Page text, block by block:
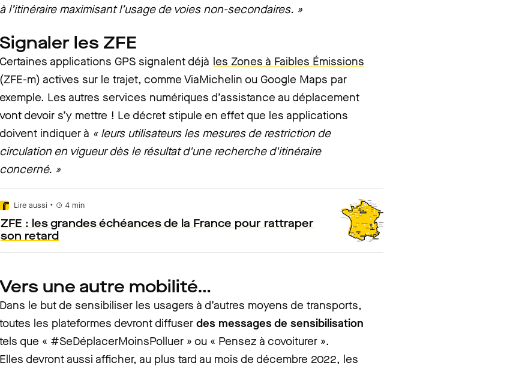
à l’itinéraire maximisant l’usage de voies non-secondaires. »
Signaler les ZFE
Certaines applications GPS signalent déjà les Zones à Faibles Émissions
(ZFE-m) actives sur le trajet, comme ViaMichelin ou Google Maps par
exemple. Les autres services numériques d’assistance au déplacement
vont devoir s’y mettre ! Le décret stipule en effet que les applications
doivent indiquer à « leurs utilisateurs les mesures de restriction de
circulation en vigueur dès le résultat d'une recherche d'itinéraire
concerné. »
Lire aussi • 4 min
ZFE : les grandes échéances de la France pour rattraper
son retard
Vers une autre mobilité…
Dans le but de sensibiliser les usagers à d’autres moyens de transports,
toutes les plateformes devront diffuser des messages de sensibilisation
tels que « #SeDéplacerMoinsPolluer » ou « Pensez à covoiturer ».
Elles devront aussi afficher, au plus tard au mois de décembre 2022, les